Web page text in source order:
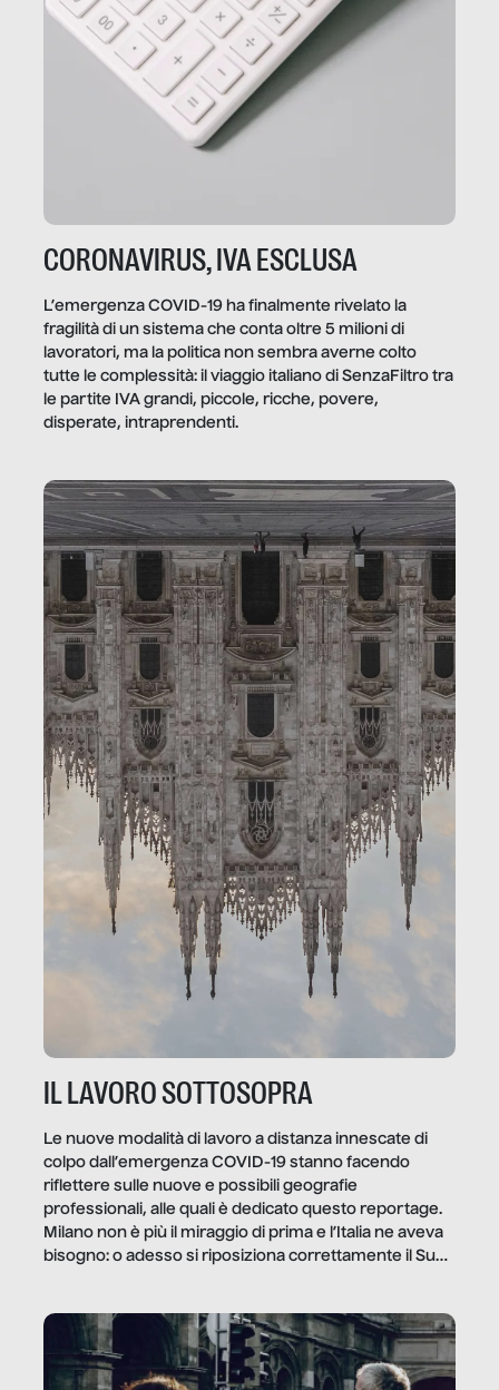
CORONAVIRUS, IVA ESCLUSA
L’emergenza COVID-19 ha finalmente rivelato la
fragilità di un sistema che conta oltre 5 milioni di
lavoratori, ma la politica non sembra averne colto
tutte le complessità: il viaggio italiano di SenzaFiltro tra
le partite IVA grandi, piccole, ricche, povere,
disperate, intraprendenti.
IL LAVORO SOTTOSOPRA
Le nuove modalità di lavoro a distanza innescate di
colpo dall’emergenza COVID-19 stanno facendo
riflettere sulle nuove e possibili geografie
professionali, alle quali è dedicato questo reportage.
Milano non è più il miraggio di prima e l’Italia ne aveva
bisogno: o adesso si riposiziona correttamente il Sud